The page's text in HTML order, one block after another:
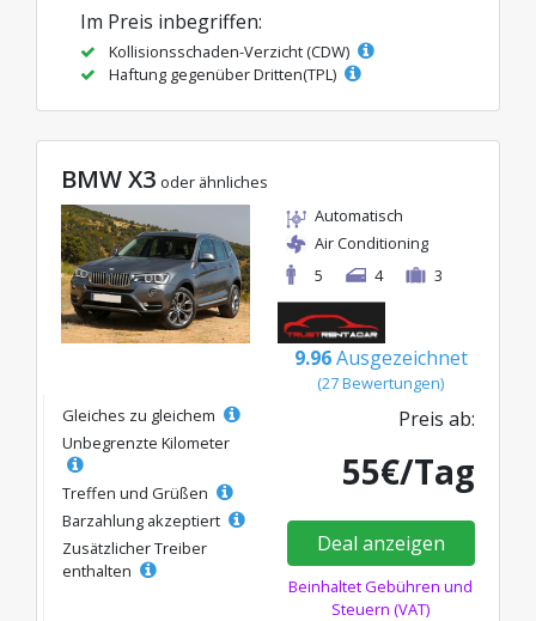
Im Preis inbegriffen:
Kollisionsschaden-Verzicht (CDW)
Haftung gegenüber Dritten(TPL)
BMW X3 oder ähnliches
Automatisch
Air Conditioning
5
4 3
9.96 Ausgezeichnet
(27 Bewertungen)
Gleiches zu gleichem
Unbegrenzte Kilometer
Treffen und Grüßen
Barzahlung akzeptiert
Zusätzlicher Treiber
enthalten
Preis ab:
55€/Tag
Deal anzeigen
Beinhaltet Gebühren und
Steuern (VAT)